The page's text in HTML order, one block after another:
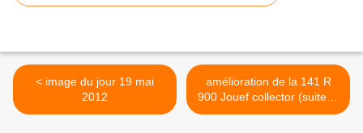
< image du jour 19 mai
2012
amélioration de la 141 R
900 Jouef collector (suite et
fin) >